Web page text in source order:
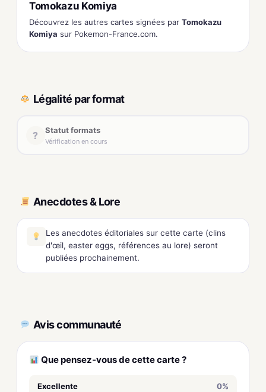
Tomokazu Komiya
Découvrez les autres cartes signées par Tomokazu
Komiya sur Pokemon-France.com.
Légalité par format
? Statut formats
Vérification en cours
Anecdotes & Lore
Les anecdotes éditoriales sur cette carte (clins
d'œil, easter eggs, références au lore) seront
publiées prochainement.
Avis communauté
Que pensez-vous de cette carte ?
Excellente 0%